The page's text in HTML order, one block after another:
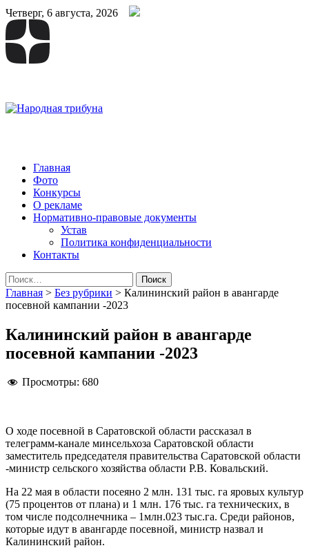
Четверг, 6 августа, 2026
Народная трибуна
Калининская районная газета
Главная
Фото
Конкурсы
О рекламе
Нормативно-правовые документы
Устав
Политика конфиденциальности
Контакты
Найти:
Главная > Без рубрики > Калининский район в авангарде
посевной кампании -2023
Калининский район в авангарде
посевной кампании -2023
Просмотры: 680
О ходе посевной в Саратовской области рассказал в
телеграмм-канале минсельхоза Саратовской области
заместитель председателя правительства Саратовской области
-министр сельского хозяйства области Р.В. Ковальский.
На 22 мая в области посеяно 2 млн. 131 тыс. га яровых культур
(75 процентов от плана) и 1 млн. 176 тыс. га технических, в
том числе подсолнечника – 1млн.023 тыс.га. Среди районов,
которые идут в авангарде посевной, министр назвал и
Калининский район.